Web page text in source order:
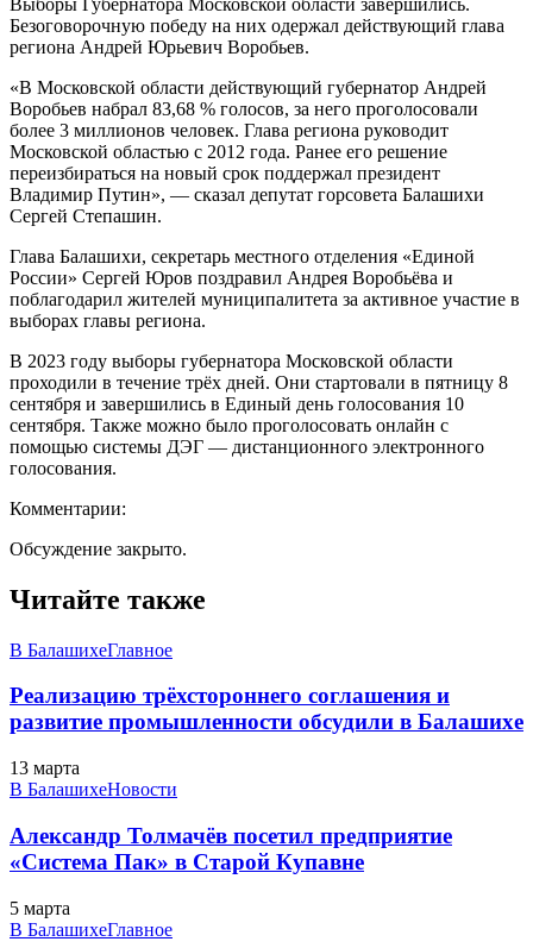
Безоговорочную победу на них одержал действующий глава
региона Андрей Юрьевич Воробьев.
«В Московской области действующий губернатор Андрей
Воробьев набрал 83,68 % голосов, за него проголосовали
более 3 миллионов человек. Глава региона руководит
Московской областью с 2012 года. Ранее его решение
переизбираться на новый срок поддержал президент
Владимир Путин», — сказал депутат горсовета Балашихи
Сергей Степашин.
Глава Балашихи, секретарь местного отделения «Единой
России» Сергей Юров поздравил Андрея Воробьёва и
поблагодарил жителей муниципалитета за активное участие в
выборах главы региона.
В 2023 году выборы губернатора Московской области
проходили в течение трёх дней. Они стартовали в пятницу 8
сентября и завершились в Единый день голосования 10
сентября. Также можно было проголосовать онлайн с
помощью системы ДЭГ — дистанционного электронного
голосования.
Комментарии:
Обсуждение закрыто.
Читайте также
В БалашихеГлавное
Реализацию трёхстороннего соглашения и
развитие промышленности обсудили в Балашихе
13 марта
В БалашихеНовости
Александр Толмачёв посетил предприятие
«Система Пак» в Старой Купавне
5 марта
В БалашихеГлавное